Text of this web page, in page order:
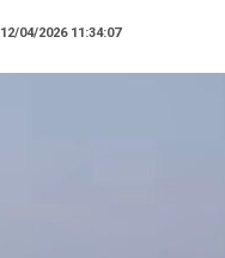
12/04/2026 11:34:07